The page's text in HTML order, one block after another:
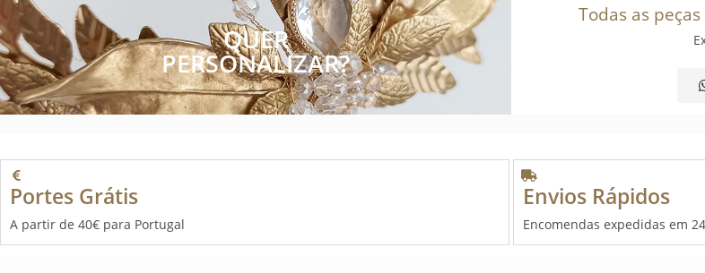
QUER
PERSONALIZAR?
Todas as
Portes Grátis
A partir de 40€ para Portugal
Envios Rápidos
Encomendas expedidas em